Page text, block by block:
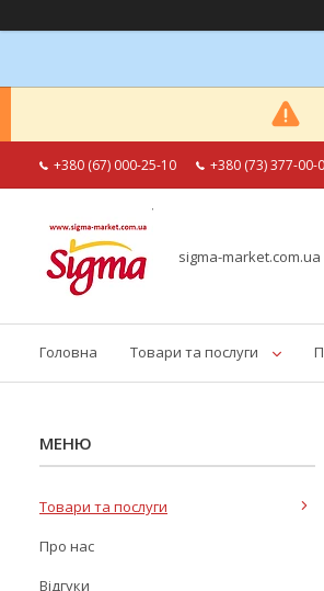
+380 (67) 000-25-10 +380 (73) 377-00-
sigma-market.com.ua
Головна Товари та послуги
Товари та послуги
Про нас
Відгуки